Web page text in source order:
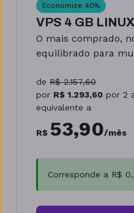
Economize 40%
VPS 4 GB LINUX
O mais comprado,
equilibrado para
de R$ 2.157,60
por R$ 1.293,60 por 2
equivalente a
R$ 53,90/mês
Corresponde a R$